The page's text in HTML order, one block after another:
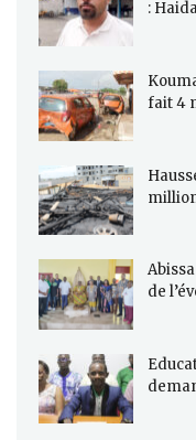
:
fait 4
de